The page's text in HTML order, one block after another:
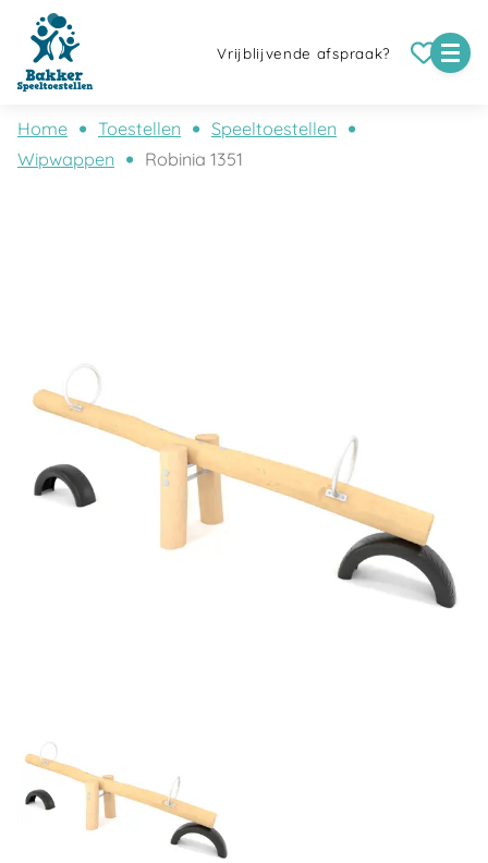
Vrijblijvende afspraak?
Home Toestellen
Speeltoestellen
Wipwappen
Robinia 1351